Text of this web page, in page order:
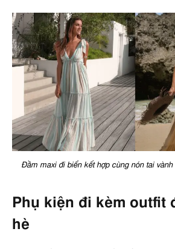
Đầm maxi đi biển kết hợp cùng nón tai
Phụ kiện đi kèm outfit
hè